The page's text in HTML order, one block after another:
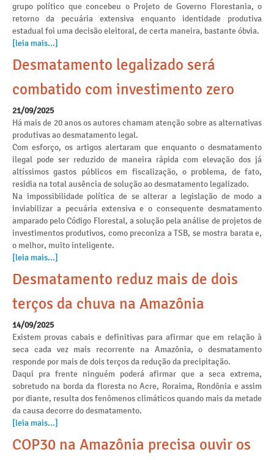
grupo político que concebeu o Projeto de Governo Florestania, o
retorno da pecuária extensiva enquanto identidade produtiva
estadual foi uma decisão eleitoral, de certa maneira, bastante óbvia.
[leia mais...]
Desmatamento legalizado será
combatido com investimento zero
21/09/2025
Há mais de 20 anos os autores chamam atenção sobre as alternativas
produtivas ao desmatamento legal.
Com esforço, os artigos alertaram que enquanto o desmatamento
ilegal pode ser reduzido de maneira rápida com elevação dos já
altíssimos gastos públicos em fiscalização, o problema, de fato,
residia na total ausência de solução ao desmatamento legalizado.
Na impossibilidade política de se alterar a legislação de modo a
inviabilizar a pecuária extensiva e o consequente desmatamento
amparado pelo Código Florestal, a solução pela análise de projetos de
investimentos produtivos, como preconiza a TSB, se mostra barata e,
o melhor, muito inteligente.
[leia mais...]
Desmatamento reduz mais de dois
terços da chuva na Amazônia
14/09/2025
Existem provas cabais e definitivas para afirmar que em relação à
seca cada vez mais recorrente na Amazônia, o desmatamento
responde por mais de dois terços da redução da precipitação.
Daqui pra frente ninguém poderá afirmar que a seca extrema,
sobretudo na borda da floresta no Acre, Roraima, Rondônia e assim
por diante, resulta dos fenômenos climáticos quando mais da metade
da causa decorre do desmatamento.
[leia mais...]
COP30 na Amazônia precisa ouvir os